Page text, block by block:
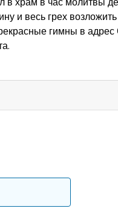
и весь грех
гимны в